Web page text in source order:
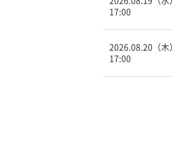
17:00
2026.08.20（木）
17:00